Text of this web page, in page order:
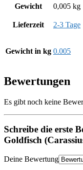
Gewicht 0,005 kg
Lieferzeit 2-3 Tage
Gewicht in kg 0.005
Bewertungen
Es gibt noch keine
Schreibe die erste
Goldfisch
Deine Bewertung